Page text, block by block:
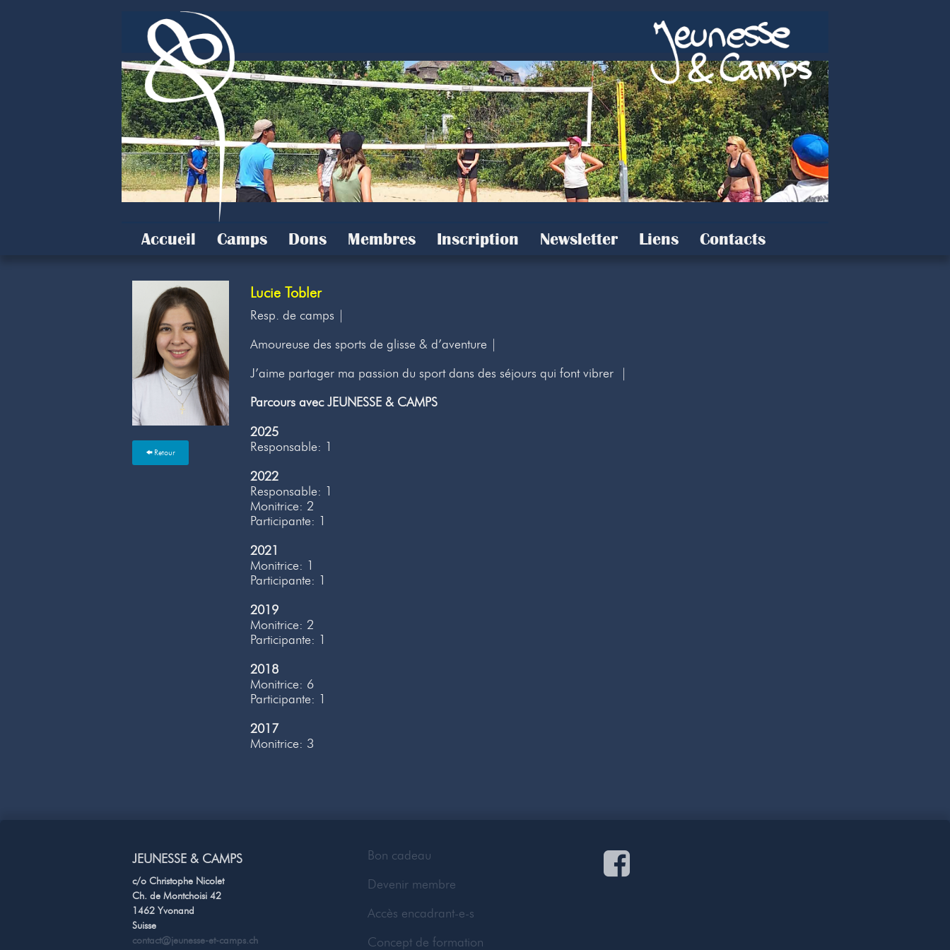
Accueil Camps Dons Membres Inscription Newsletter Liens Contacts
Retour
Lucie Tobler
Resp. de camps |
Amoureuse des sports de glisse & d’aventure |
J’aime partager ma passion du sport dans des séjours qui font vibrer |
Parcours avec JEUNESSE & CAMPS
2025
Responsable: 1
2022
Responsable: 1
Monitrice: 2
Participante: 1
2021
Monitrice: 1
Participante: 1
2019
Monitrice: 2
Participante: 1
2018
Monitrice: 6
Participante: 1
2017
Monitrice: 3
JEUNESSE & CAMPS
c/o Christophe Nicolet
Ch. de Montchoisi 42
1462 Yvonand
Suisse
contact@jeunesse-et-camps.ch
Bon cadeau
Devenir membre
Accès encadrant-e-s
Concept de formation